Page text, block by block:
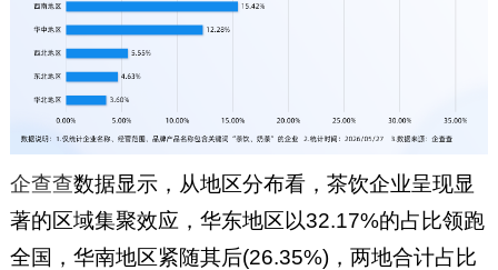
企查查数据显示，从地区分布看，茶饮企业呈现显
著的区域集聚效应，华东地区以32.17%的占比领跑
全国，华南地区紧随其后(26.35%)，两地合计占比